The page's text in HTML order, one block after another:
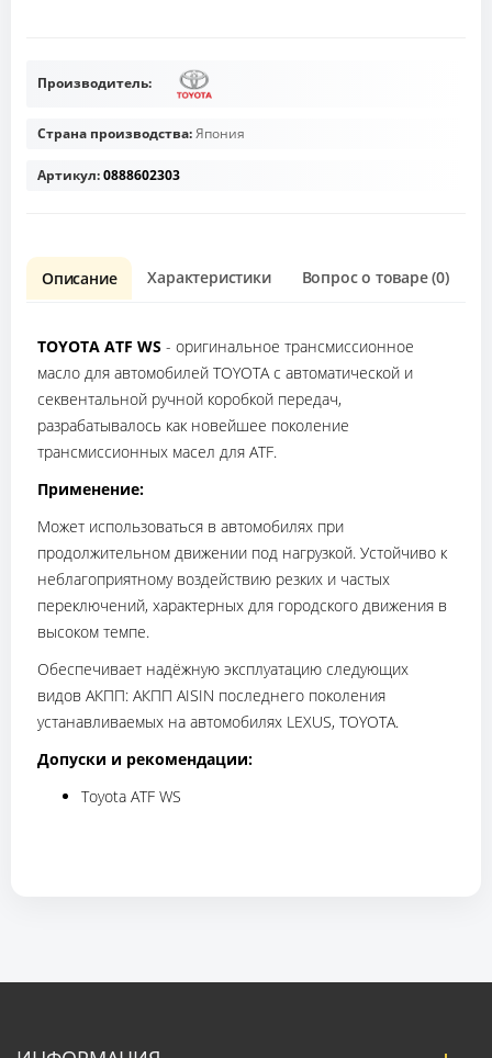
Производитель:
Страна производства:Япония
Артикул:0888602303
Описание Характеристики Вопрос о товаре (0)
TOYOTA ATF WS - оригинальное трансмиссионное
масло для автомобилей TOYOTA с автоматической и
секвентальной ручной коробкой передач,
разрабатывалось как новейшее поколение
трансмиссионных масел для ATF.
Применение:
Может использоваться в автомобилях при
продолжительном движении под нагрузкой. Устойчиво к
неблагоприятному воздействию резких и частых
переключений, характерных для городского движения в
высоком темпе.
Обеспечивает надёжную эксплуатацию следующих
видов АКПП: АКПП AISIN последнего поколения
устанавливаемых на автомобилях LEXUS, TOYOTA.
Допуски и рекомендации:
Toyota ATF WS